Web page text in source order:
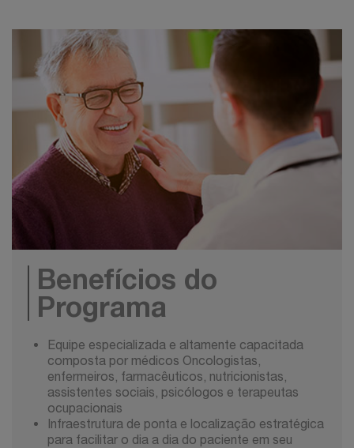
Benefícios do
Programa
Equipe especializada e altamente capacitada
composta por médicos Oncologistas,
enfermeiros, farmacêuticos, nutricionistas,
assistentes sociais, psicólogos e terapeutas
ocupacionais
Infraestrutura de ponta e localização estratégica
para facilitar o dia a dia do paciente em seu